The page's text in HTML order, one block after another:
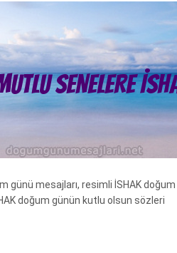
günü mesajları, resimli İSHAK
doğum günün kutlu olsun sözleri